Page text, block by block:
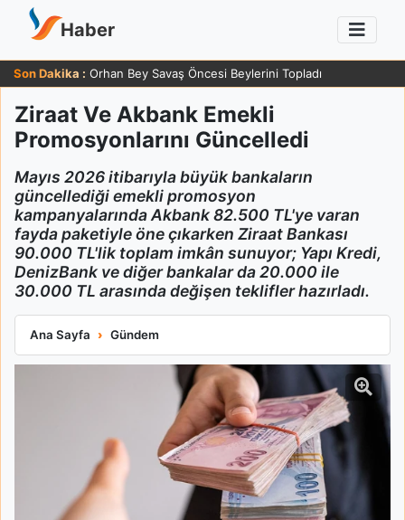
Haber
Son Dakika : Orhan Bey Savaş Öncesi Beylerini Topladı
Ziraat Ve Akbank Emekli
Promosyonlarını Güncelledi
Mayıs 2026 itibarıyla büyük bankaların
güncellediği emekli promosyon
kampanyalarında Akbank 82.500 TL'ye varan
fayda paketiyle öne çıkarken Ziraat Bankası
90.000 TL'lik toplam imkân sunuyor; Yapı Kredi,
DenizBank ve diğer bankalar da 20.000 ile
30.000 TL arasında değişen teklifler hazırladı.
Ana Sayfa Gündem
Ziraat Ve Akbank Emekli Promosyonlarını Güncelledi